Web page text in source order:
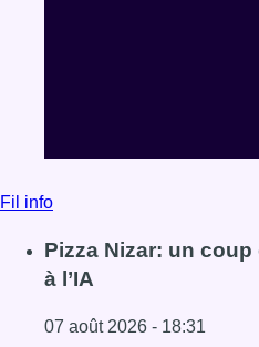
Fil info
Pizza Nizar: un
à l’IA
07 août 2026 - 18:31